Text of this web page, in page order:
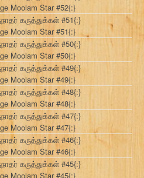
Moolam Star #52{:}
கருத்துக்கள் #51{:}
Moolam Star #51{:}
கருத்துக்கள் #50{:}
Moolam Star #50{:}
கருத்துக்கள் #49{:}
Moolam Star #49{:}
கருத்துக்கள் #48{:}
Moolam Star #48{:}
கருத்துக்கள் #47{:}
Moolam Star #47{:}
கருத்துக்கள் #46{:}
Moolam Star #46{:}
கருத்துக்கள் #45{:}
Moolam Star #45{:}